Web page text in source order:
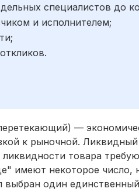
специалистов до
и исполнителем;
—
к рыночной.
товара
имеют некоторое
один